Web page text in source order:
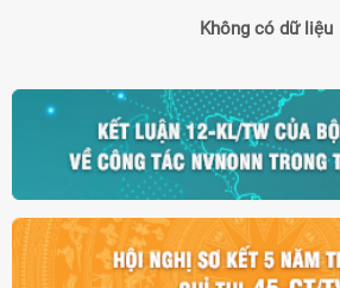
Không có dữ liệu